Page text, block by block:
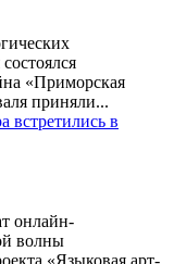
«Приморская
приняли...
встретились в
онлайн-
волны